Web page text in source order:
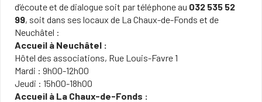
d’écoute et de dialogue soit par téléphone au 032 535 52
99, soit dans ses locaux de La Chaux-de-Fonds et de
Neuchâtel :
Accueil à Neuchâtel :
Hôtel des associations, Rue Louis-Favre 1
Mardi : 9h00-12h00
Jeudi : 15h00-18h00
Accueil à La Chaux-de-Fonds :